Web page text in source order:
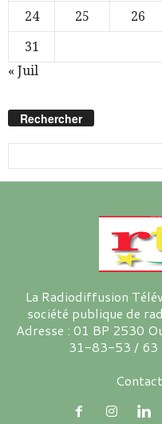
24
25 26
31
« Juil
Rechercher
La Radiodiffusion
société publique de
Adresse : 01 BP 2530
31-83-53 /